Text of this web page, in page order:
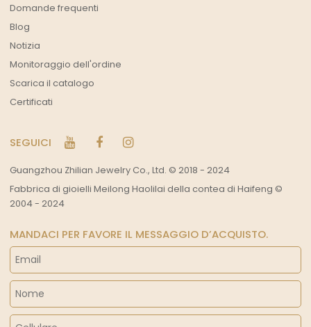
Domande frequenti
Blog
Notizia
Monitoraggio dell'ordine
Scarica il catalogo
Certificati
SEGUICI
Guangzhou Zhilian Jewelry Co., Ltd. © 2018 - 2024
Fabbrica di gioielli Meilong Haolilai della contea di Haifeng ©
2004 - 2024
MANDACI PER FAVORE IL MESSAGGIO D’ACQUISTO.